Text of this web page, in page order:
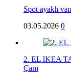
Spot ayaklı
03.05.2026 0
2. EL IKEA
Çam